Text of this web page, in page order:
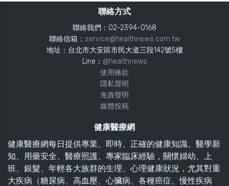
聯絡方式
聯絡我們：02-2394-0168
聯絡信箱： service@healthnews.com.tw
地址：台北市大安區市民大道三段142號5樓
Line： @healthnews
使用條款
隱私聲明
免責聲明
媒體投稿
健康醫療網
健康醫療網每日提供專業、即時、正確的健康知識、醫學新
知、用藥安全、醫療照護、專家臨床經驗，關懷婦幼、上
班、銀髮、年輕各大族群的生理、心理健康狀況，尤其對重
大疾病（糖尿病、高血壓、心臟病、各種癌症、慢性疾病